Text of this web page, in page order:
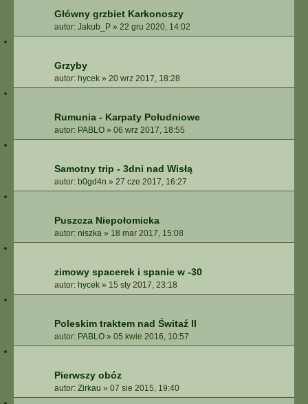
Główny grzbiet Karkonoszy
autor: Jakub_P » 22 gru 2020, 14:02
Grzyby
autor: hycek » 20 wrz 2017, 18:28
Rumunia - Karpaty Południowe
autor: PABLO » 06 wrz 2017, 18:55
Samotny trip - 3dni nad Wisłą
autor: b0gd4n » 27 cze 2017, 16:27
Puszcza Niepołomicka
autor: niszka » 18 mar 2017, 15:08
zimowy spacerek i spanie w -30
autor: hycek » 15 sty 2017, 23:18
Poleskim traktem nad Świtaź II
autor: PABLO » 05 kwie 2016, 10:57
Pierwszy obóz
autor: Zirkau » 07 sie 2015, 19:40